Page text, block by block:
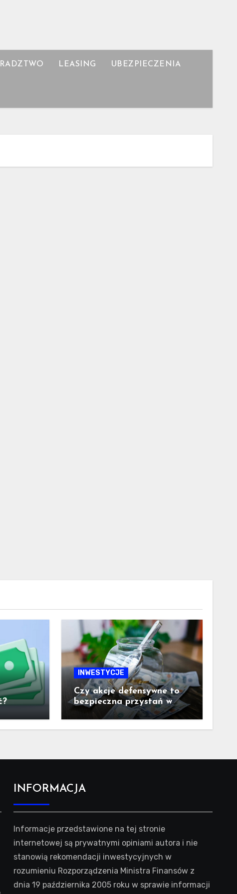
LEASING UBEZPIECZENIA
INWESTYCJE
Czy akcje defensywne to
bezpieczna przystań w
trudnych czasach?
INFORMACJA
Informacje przedstawione na tej stronie
internetowej są prywatnymi opiniami autora i nie
stanowią rekomendacji inwestycyjnych w
rozumieniu Rozporządzenia Ministra Finansów z
dnia 19 października 2005 roku w sprawie informacji